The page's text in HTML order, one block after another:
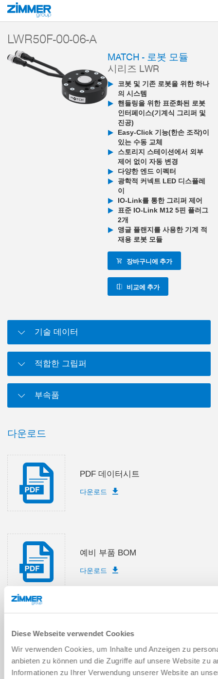
Diese Webseite verwendet Cookies
Wir verwenden Cookies, um Inhalte und Anzeigen zu
anbieten zu können und die Zugriffe auf unsere Website zu
Informationen zu Ihrer Verwendung unserer Website an
시작 제품
LWR50F-00-06-A
MATCH - 로봇 모듈
시리즈 LWR
코봇 및 기존 로봇을 위한 하나
의 시스템
핸들링을 위한 표준화된 로봇
인터페이스(기계식 그리퍼 및
진공)
Easy-Click 기능(한손 조작)이
있는 수동 교체
스토리지 스테이션에서 외부
제어 없이 자동 변경
다양한 엔드 이펙터
광학적 커넥트 LED 디스플레
이
IO-Link를 통한 그리퍼 제어
표준 IO-Link M12 5핀 플러그
2개
앵글 플랜지를 사용한 기계 적
재용 로봇 모듈
장바구니에 추가
비교에 추가
기술 데이터
적합한 그립퍼
부속품
다운로드
PDF 데이터시트
다운로드
예비 부품 BOM
다운로드
설치 및 작동 지침
다운로드